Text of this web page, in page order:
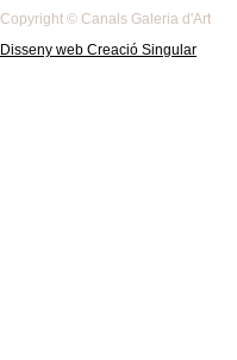
Copyright © Canals Galeria d'Art
Disseny web Creació Singular